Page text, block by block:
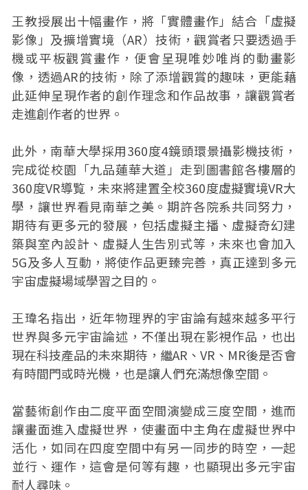
王教授展出十幅畫作，將「實體畫作」結合「虛擬
影像」及擴增實境（AR）技術，觀賞者只要透過手
機或平板觀賞畫作，便會呈現唯妙唯肖的動畫影
像，透過AR的技術，除了添增觀賞的趣味，更能藉
此延伸呈現作者的創作理念和作品故事，讓觀賞者
走進創作者的世界。
此外，南華大學採用360度4鏡頭環景攝影機技術，
完成從校園「九品蓮華大道」走到圖書館各樓層的
360度VR導覧，未來將建置全校360度虛擬實境VR大
學，讓世界看見南華之美。期許各院系共同努力，
期待有更多元的發展，包括虛擬主播、虛擬奇幻建
築與室內設計、虛擬人生告別式等，未來也會加入
5G及多人互動，將使作品更臻完善，真正達到多元
宇宙虛擬場域學習之目的。
王瑋名指出，近年物理界的宇宙論有越來越多平行
世界與多元宇宙論述，不僅出現在影視作品，也出
現在科技產品的未來期待，繼AR、VR、MR後是否會
有時間門或時光機，也是讓人們充滿想像空間。
當藝術創作由二度平面空間演變成三度空間，進而
讓畫面進入虛擬世界，使畫面中主角在虛擬世界中
活化，如同在四度空間中有另一同步的時空，一起
並行、運作，這會是何等有趣，也顯現出多元宇宙
耐人尋味。